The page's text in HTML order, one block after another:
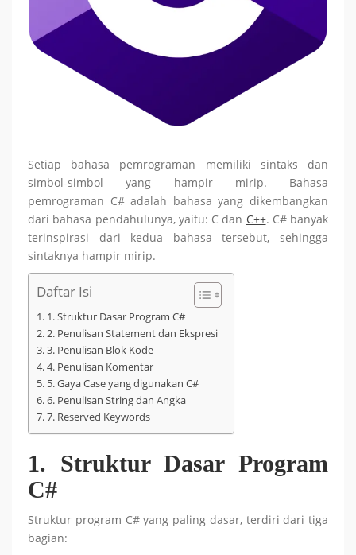
Setiap bahasa pemrograman memiliki sintaks dan
simbol-simbol yang hampir mirip. Bahasa
pemrograman C# adalah bahasa yang dikembangkan
dari bahasa pendahulunya, yaitu: C dan C++. C# banyak
terinspirasi dari kedua bahasa tersebut, sehingga
sintaknya hampir mirip.
Daftar Isi
1. Struktur Dasar Program C#
2. Penulisan Statement dan Ekspresi
3. Penulisan Blok Kode
4. Penulisan Komentar
5. Gaya Case yang digunakan C#
6. Penulisan String dan Angka
7. Reserved Keywords
1. Struktur Dasar Program
C#
Struktur program C# yang paling dasar, terdiri dari tiga
bagian: